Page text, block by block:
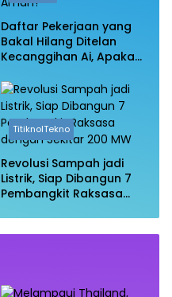
Daftar Pekerjaan yang
Bakal Hilang Ditelan
Kecanggihan Ai, Apakah
Aman?
TitiknolTekno
Revolusi Sampah jadi
Listrik, Siap Dibangun 7
Pembangkit Raksasa